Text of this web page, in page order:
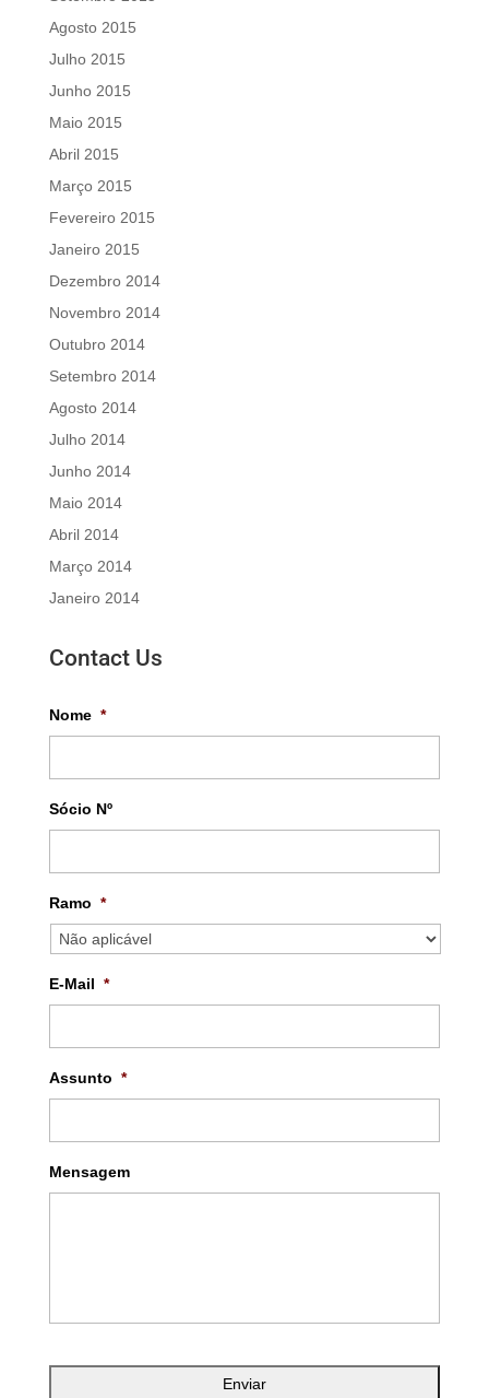
Agosto 2015
Julho 2015
Junho 2015
Maio 2015
Abril 2015
Março 2015
Fevereiro 2015
Janeiro 2015
Dezembro 2014
Novembro 2014
Outubro 2014
Setembro 2014
Agosto 2014
Julho 2014
Junho 2014
Maio 2014
Abril 2014
Março 2014
Janeiro 2014
Contact Us
Nome *
Sócio Nº
Ramo *
E-Mail *
Assunto *
Mensagem